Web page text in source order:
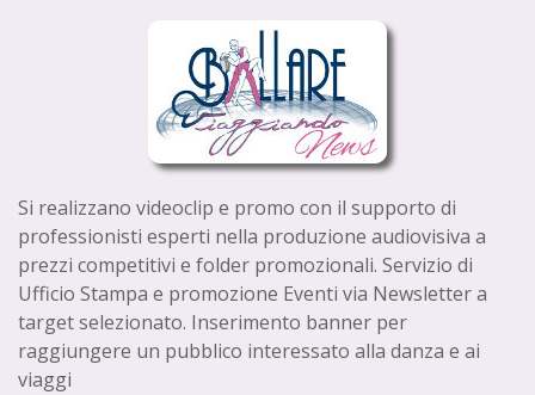
Si realizzano videoclip e promo con il supporto di
professionisti esperti nella produzione audiovisiva a
prezzi competitivi e folder promozionali. Servizio di
Ufficio Stampa e promozione Eventi via Newsletter a
target selezionato. Inserimento banner per
raggiungere un pubblico interessato alla danza e ai
viaggi